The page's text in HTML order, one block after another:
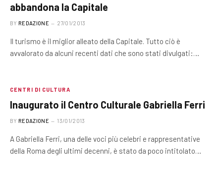
abbandona la Capitale
BY REDAZIONE 27/01/2013
Il turismo è il miglior alleato della Capitale. Tutto ciò è
avvalorato da alcuni recenti dati che sono stati divulgati:…
CENTRI DI CULTURA
Inaugurato il Centro Culturale Gabriella Ferri
BY REDAZIONE 13/01/2013
A Gabriella Ferri, una delle voci più celebri e rappresentative
della Roma degli ultimi decenni, è stato da poco intitolato…